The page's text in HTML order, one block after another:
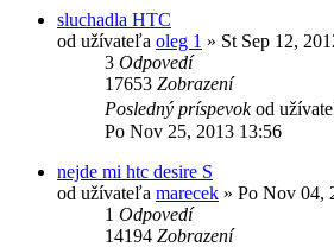
sluchadla HTC
od užívateľa oleg 1 » St Sep 12,
3 Odpovedí
17653 Zobrazení
Posledný príspevokod
Po Nov 25, 2013 13:56
nejde mi htc desire S
od užívateľa marecek » Po Nov 04,
1 Odpovedí
14194 Zobrazení